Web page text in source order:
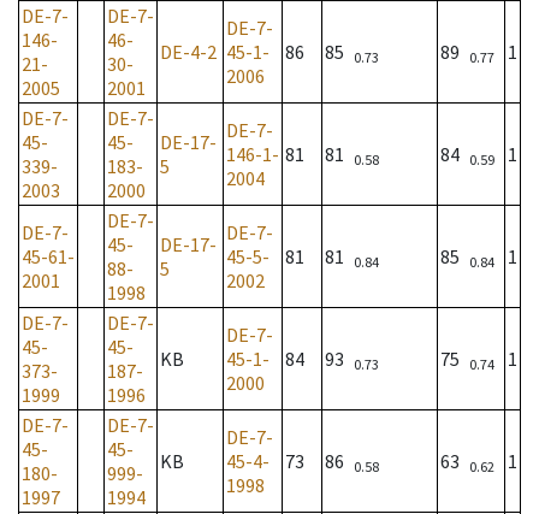
DE-7-
146-
21-
2005
DE-7-
46-
30-
2001
DE-4-2
DE-7-
45-1-
2006
86 85 0.73 89 0.77 1
DE-7-
45-
339-
2003
DE-7-
45-
183-
2000
DE-17-
5
DE-7-
146-1-
2004
81 81 0.58 84 0.59 1
DE-7-
45-61-
2001
DE-7-
45-
88-
1998
DE-17-
5
DE-7-
45-5-
2002
81 81 0.84 85 0.84 1
DE-7-
45-
373-
1999
DE-7-
45-
187-
1996
KB
DE-7-
45-1-
2000
84 93 0.73 75 0.74 1
DE-7-
45-
180-
1997
DE-7-
45-
999-
1994
KB
DE-7-
45-4-
1998
73 86 0.58 63 0.62 1